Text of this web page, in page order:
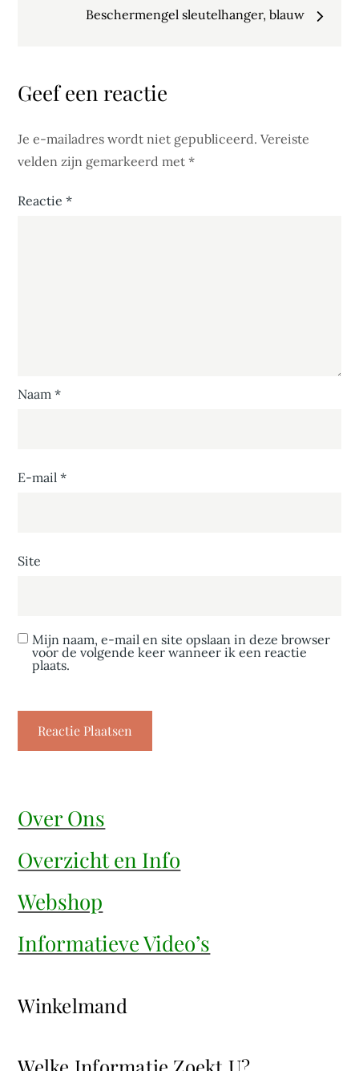
Beschermengel sleutelhanger, blauw
Geef een reactie
Je e-mailadres wordt niet gepubliceerd. Vereiste
velden zijn gemarkeerd met*
Reactie*
Naam*
E-mail*
Site
Mijn naam, e-mail en site opslaan in deze browser
voor de volgende keer wanneer ik een reactie
plaats.
Over Ons
Overzicht en Info
Webshop
Informatieve Video’s
Winkelmand